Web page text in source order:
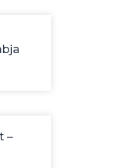
–